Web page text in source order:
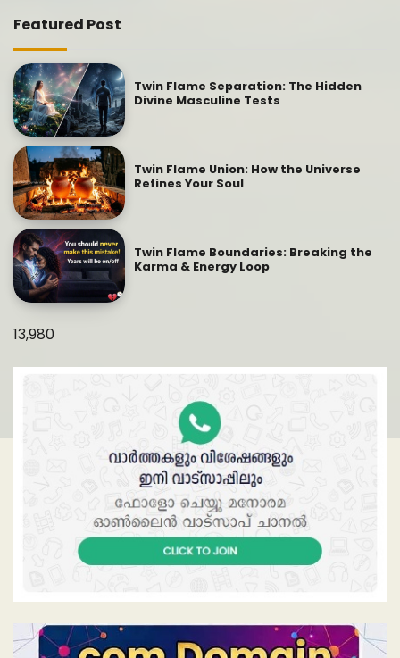
Featured Post
Twin Flame Separation: The Hidden
Divine Masculine Tests
Twin Flame Union: How the Universe
Refines Your Soul
Twin Flame Boundaries: Breaking the
Karma & Energy Loop
13,980